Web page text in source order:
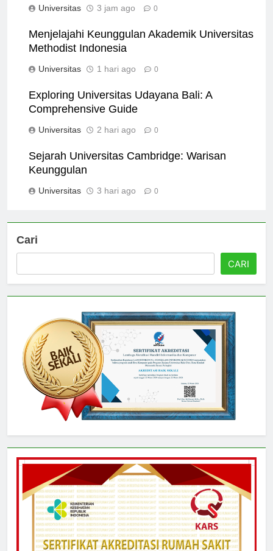
Menjelajahi Keunggulan Akademik Universitas
Exploring Universitas Udayana Bali: A
Sejarah Universitas Cambridge: Warisan
Cari
CARI